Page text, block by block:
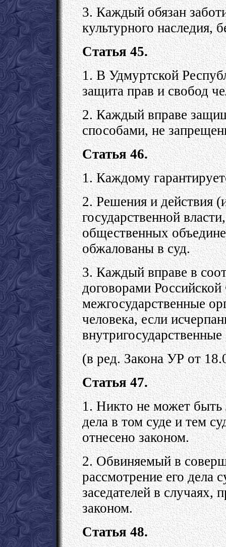
3. Каждый обязан
культурного наследия,
Статья 45.
1. В Удмуртской
защита прав и свобод
2. Каждый вправе
способами, не
Статья 46.
1. Каждому
2. Решения и действия
государственной
общественных
обжалованы в суд.
3. Каждый вправе в
договорами
межгосударственные
человека, если
(в ред. Закона УР от
Статья 47.
1. Никто не может быть
дела в том суде и тем
отнесено законом.
2. Обвиняемый в
рассмотрение его дела
заседателей в
законом.
Статья 48.